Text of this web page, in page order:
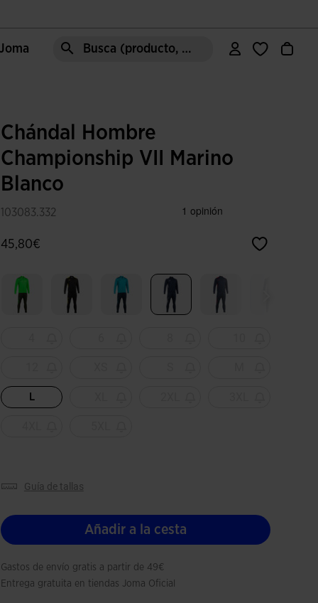
Busca (producto, estilo, área, ect.)
Chándal Hombre
Championship VII Marino
Blanco
103083.332
45,80€
L
guía de tallas
Añadir a la cesta
Gastos de envío gratis a partir de 49€
Entrega gratuita en tiendas Joma Oficial